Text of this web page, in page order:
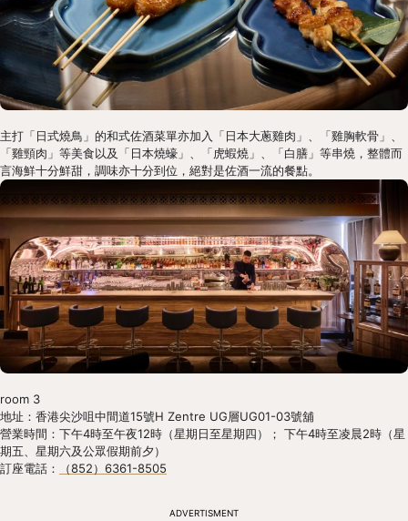
主打「日式燒鳥」的和式佐酒菜單亦加入「日本大蔥雞肉」、「雞胸軟骨」、
「雞頸肉」等美食以及「日本燒蠔」、「虎蝦燒」、「白膳」等串燒，整體而
言海鮮十分鮮甜，調味亦十分到位，絕對是佐酒一流的餐點。
room 3
地址：香港尖沙咀中間道15號H Zentre UG層UG01-03號舖
營業時間：下午4時至午夜12時（星期日至星期四）； 下午4時至凌晨2時（星
期五、星期六及公眾假期前夕）
訂座電話：
（852）6361-8505
ADVERTISMENT